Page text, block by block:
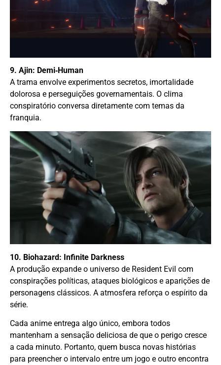
9. Ajin: Demi‑Human
A trama envolve experimentos secretos, imortalidade
dolorosa e perseguições governamentais. O clima
conspiratório conversa diretamente com temas da
franquia.
10. Biohazard: Infinite Darkness
A produção expande o universo de Resident Evil com
conspirações políticas, ataques biológicos e aparições de
personagens clássicos. A atmosfera reforça o espírito da
série.
Cada anime entrega algo único, embora todos
mantenham a sensação deliciosa de que o perigo cresce
a cada minuto. Portanto, quem busca novas histórias
para preencher o intervalo entre um jogo e outro encontra